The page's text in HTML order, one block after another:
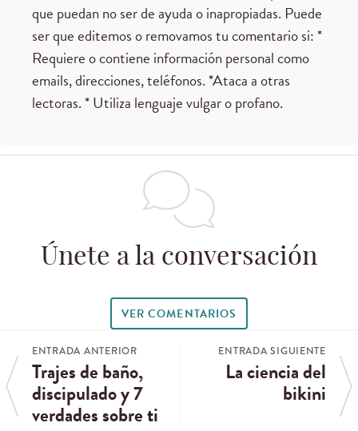
que puedan no ser de ayuda o inapropiadas. Puede
ser que editemos o removamos tu comentario si: *
Requiere o contiene información personal como
emails, direcciones, teléfonos. *Ataca a otras
lectoras. * Utiliza lenguaje vulgar o profano.
Únete a la conversación
VER COMENTARIOS
ENTRADA ANTERIOR
Trajes de baño,
discipulado y 7
verdades sobre ti
ENTRADA SIGUIENTE
La ciencia del
bikini